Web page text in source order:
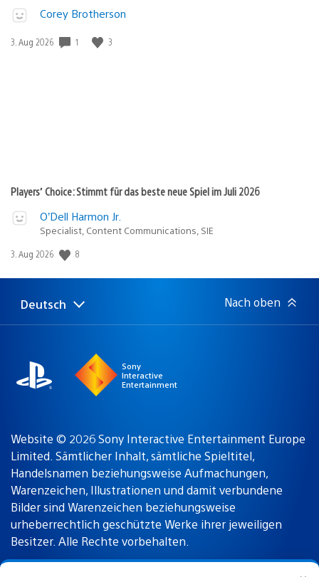
Corey Brotherson
Veröffentlichungsdatum:
3. Aug 2026 1 3
Players’ Choice: Stimmt für das beste neue Spiel im Juli 2026
O’Dell Harmon Jr.
Specialist, Content Communications, SIE
Veröffentlichungsdatum:
3. Aug 2026 8
Select
Aktuelle
Deutsch Nach oben
Sony
Interactive
Entertainment
Website © 2026 Sony Interactive Entertainment Europe
Limited. Sämtlicher Inhalt, sämtliche Spieltitel,
Handelsnamen beziehungsweise Aufmachungen,
Warenzeichen, Illustrationen und damit verbundene
Bilder sind Warenzeichen beziehungsweise
urheberrechtlich geschützte Werke ihrer jeweiligen
Besitzer. Alle Rechte vorbehalten.